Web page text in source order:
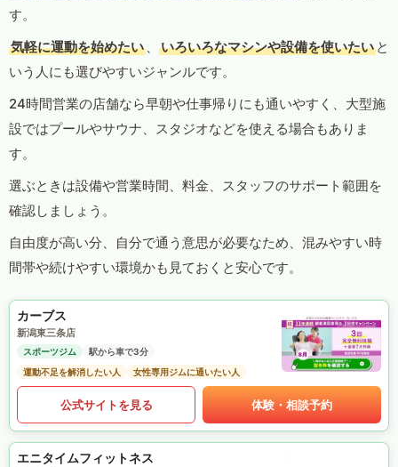
す。
気軽に運動を始めたい 、 いろいろなマシンや設備を使いたい と
いう人にも選びやすいジャンルです。
24時間営業の店舗なら早朝や仕事帰りにも通いやすく、大型施
設ではプールやサウナ、スタジオなどを使える場合もありま
す。
選ぶときは設備や営業時間、料金、スタッフのサポート範囲を
確認しましょう。
自由度が高い分、自分で通う意思が必要なため、混みやすい時
間帯や続けやすい環境かも見ておくと安心です。
カーブス
新潟東三条店
スポーツジム
駅から車で3分
運動不足を解消したい人
女性専用ジムに通いたい人
公式サイトを見る 体験・相談予約
エニタイムフィットネス